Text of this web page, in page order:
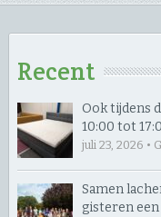
Recent
Ook tijdens
10:00 tot
juli 23, 2026 •
Samen
gisteren een